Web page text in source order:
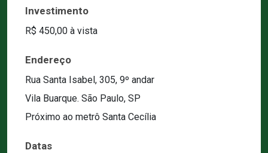
Investimento
R$ 450,00 à vista
Endereço
Rua Santa Isabel, 305, 9º andar
Vila Buarque. São Paulo, SP
Próximo ao metrô Santa Cecília
Datas